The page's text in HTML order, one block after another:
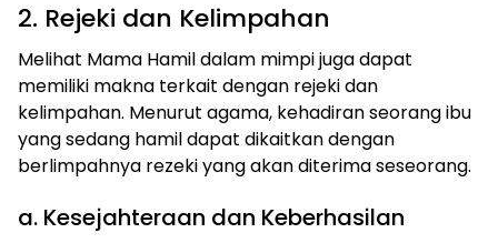
2. Rejeki dan Kelimpahan
Melihat Mama Hamil dalam mimpi juga dapat
memiliki makna terkait dengan rejeki dan
kelimpahan. Menurut agama, kehadiran seorang ibu
yang sedang hamil dapat dikaitkan dengan
berlimpahnya rezeki yang akan diterima seseorang.
a. Kesejahteraan dan Keberhasilan